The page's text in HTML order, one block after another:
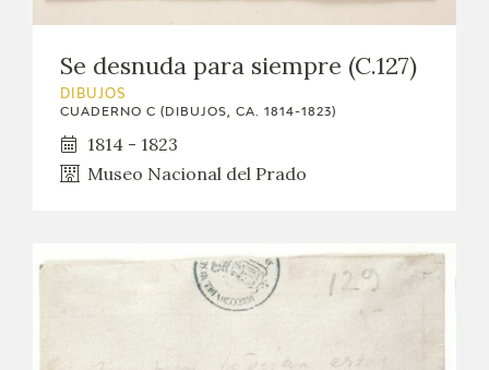
Se desnuda para siempre (C.127)
DIBUJOS
CUADERNO C (DIBUJOS, CA. 1814-1823)
1814 - 1823
Museo Nacional del Prado